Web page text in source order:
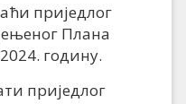
приједлог
Плана
годину.
приједлог